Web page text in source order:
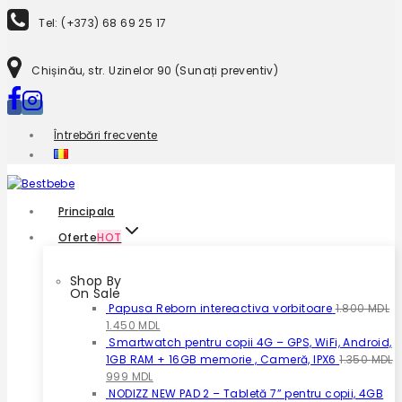
to
content
Tel: (+373) 68 69 25 17
Chișinău, str. Uzinelor 90 (Sunați preventiv)
Întrebări frecvente
Principala
OferteHOT
Shop By
On Sale
Papusa Reborn intereactiva vorbitoare 1.800MDL
Prețul
inițial
a
fost:
1.800 MDL.
1.450 MDL
curent
este:
Smartwatch pentru copii 4G – GPS, WiFi, Android,
1GB RAM + 16GB memorie , Cameră, IPX6 1.350MDL
Prețul
inițial
999 MDL
curent
NODIZZ NEW PAD 2 – Tabletă 7” pentru copii, 4GB